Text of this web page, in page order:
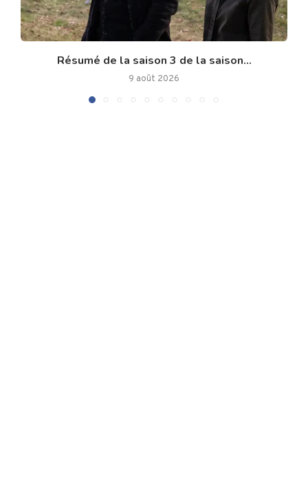
Résumé de la saison 3 de la saison...
9 août 2026